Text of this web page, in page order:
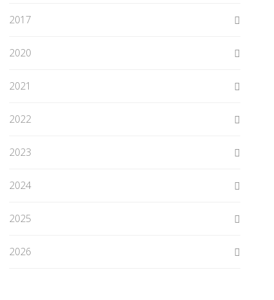
2017
2020
2021
2022
2023
2024
2025
2026